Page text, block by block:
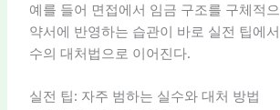
예를 들어 면접에서 임금 구조를 구체적
약서에 반영하는 습관이 바로 실전 팁에
수의 대처법으로 이어진다.
실전 팁: 자주 범하는 실수와 대처 방법